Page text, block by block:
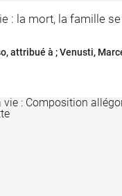
: la mort, la famille